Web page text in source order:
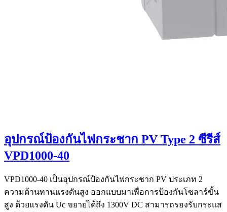
อุปกรณ์ป้องกันไฟกระชาก PV Type 2 ซีรีส์
VPD1000-40
VPD1000-40 เป็นอุปกรณ์ป้องกันไฟกระชาก PV ประเภท 2
ความต้านทานแรงดันสูง ออกแบบมาเพื่อการป้องกันโซลาร์ขั้น
สูง ด้วยแรงดัน Uc ขยายได้ถึง 1300V DC สามารถรองรับกระแส